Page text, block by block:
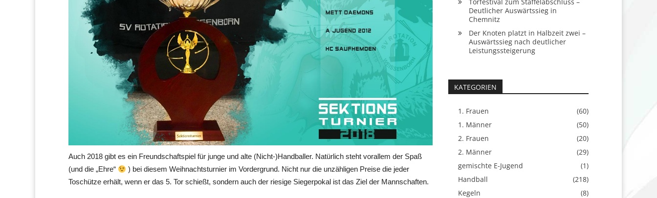
Auch 2018 gibt es ein Freundschaftspiel für junge und alte (Nicht-)Handballer. Natürlich steht vorallem der Spaß
(und die „Ehre“
) bei diesem Weihnachtsturnier im Vordergrund. Nicht nur die unzähligen Preise die jeder
Toschütze erhält, wenn er das 5. Tor schießt, sondern auch der riesige Siegerpokal ist das Ziel der Mannschaften.
Deutlicher Auswärtssieg in
Chemnitz
Der Knoten platzt in Halbzeit zwei –
Auswärtssieg nach deutlicher
Leistungssteigerung
KATEGORIEN
1. Frauen
(60)
1. Männer
(50)
2. Frauen
(20)
2. Männer
(29)
gemischte E-Jugend
(1)
Handball
(218)
Kegeln
(8)